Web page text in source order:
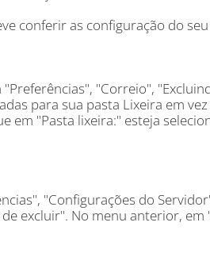
conferir as configuração do
"Correio",
para sua pasta Lixeira em
em "Pasta lixeira:" esteja
"Configurações do
excluir". No menu anterior, em